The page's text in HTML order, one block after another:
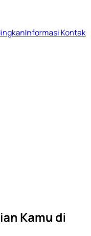
Informasi Kontak
Kamu di